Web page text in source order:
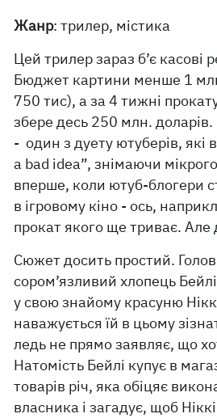
Жанр: трилер, містика
Цей трилер зараз б’є касові
Бюджет картини менше 1
750 тис), а за 4 тижні
збере десь 250 млн. доларів.
- один з дуету ютуберів, які
a bad idea”, знімаючи
вперше, коли ютуб-блогери
в ігровому кіно - ось,
прокат якого ще триває. Але
Сюжет досить простий.
сором’язливий хлопець
у свою знайому красуню
наважується їй в цьому
ледь не прямо заявляє, що
Натомість Бейлі купує в
товарів річ, яка обіцяє
власника і загадує, щоб